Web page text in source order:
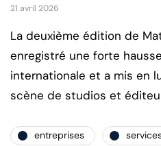
21 avril 2026
La deuxième édition de
enregistré une forte
internationale et a mis en
scène de studios et
entreprises